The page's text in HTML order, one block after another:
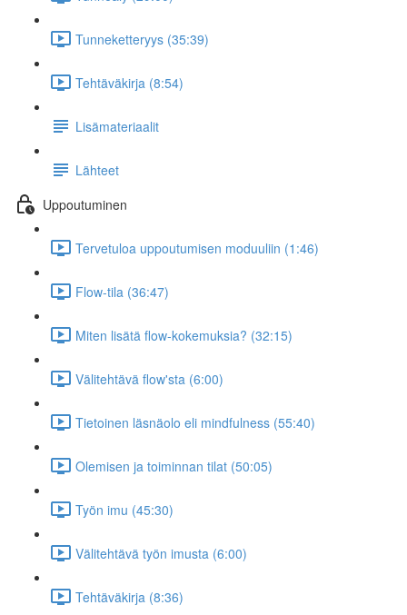
Tunneketteryys (35:39)
Tehtäväkirja (8:54)
Lisämateriaalit
Lähteet
Uppoutuminen
Tervetuloa uppoutumisen moduuliin (1:46)
Flow-tila (36:47)
Miten lisätä flow-kokemuksia? (32:15)
Välitehtävä flow'sta (6:00)
Tietoinen läsnäolo eli mindfulness (55:40)
Olemisen ja toiminnan tilat (50:05)
Työn imu (45:30)
Välitehtävä työn imusta (6:00)
Tehtäväkirja (8:36)